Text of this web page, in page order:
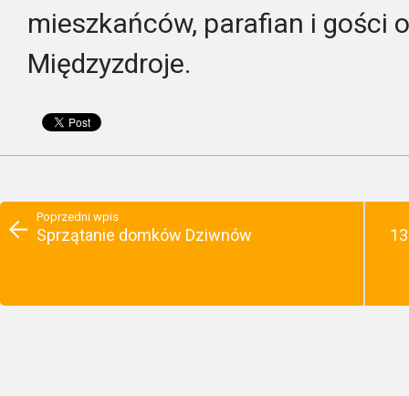
mieszkańców, parafian i gości
Międzyzdroje.
Poprzedni wpis
Sprzątanie domków Dziwnów